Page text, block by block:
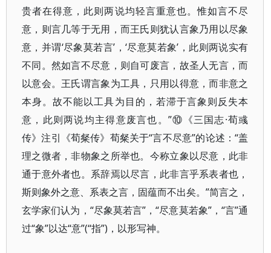
贵者在得意，此则两说均轻言重意也。惟如言不尽
意，则言几等于无用，而王氏则犹认言象乃用以尽象
意，并谓‘尽象莫若言’，‘尽意莫若象’，此则两说实有
不同。然如言不尽意，则自可废言，故圣人无言，而
以意会。王氏谓言象为工具，只用以得意，而非意之
本身。故不能以工具为目的，若滞于言象则反失本
意，此则两说均主得意废言也。”⑩《三国志·荀彧
传》注引《荀粲传》荀粲关于“言不尽意”的论述：“盖
理之微者，非物象之所举也。今称立象以尽意，此非
通于意外者也。系辞焉以尽言，此非言乎系表者也，
斯则象外之意、系表之言，固蕴而不出矣。”简言之，
玄学家们认为，“尽象莫若言”，“尽意莫若象”，“言”通
过“象”以达“意”(“指”)，以形写神。